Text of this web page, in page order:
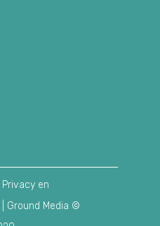
Privacy en
| Ground Media ©